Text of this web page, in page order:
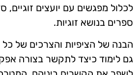
לכלול מפגשים עם יועצים זוגיים,
ספרים בנושא זוגיות.
הבנה של הציפיות והצרכים של כל
גם לימוד כיצד לתקשר בצורה